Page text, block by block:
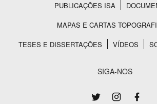
Rodapé
PUBLICAÇÕES ISA
MAPAS E CARTAS
TESES E DISSERTAÇÕES
VÍDEOS
SIGA-NOS